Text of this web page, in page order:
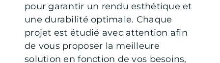
pour garantir un rendu esthétique et
une durabilité optimale. Chaque
projet est étudié avec attention afin
de vous proposer la meilleure
solution en fonction de vos besoins,